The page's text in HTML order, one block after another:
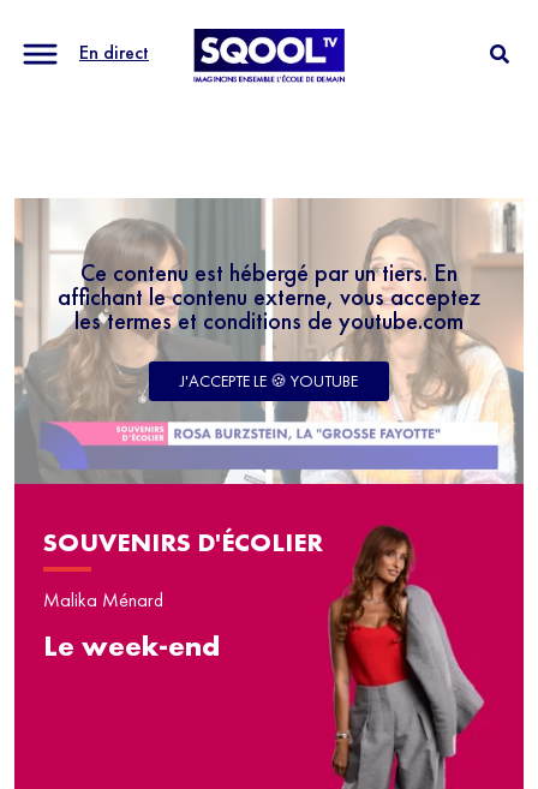
En direct
Ce contenu est hébergé par un tiers. En
affichant le contenu externe, vous acceptez
les termes et conditions de youtube.com
J'ACCEPTE LE 🍪 YOUTUBE
SOUVENIRS D'ÉCOLIER
Malika Ménard
Le week-end